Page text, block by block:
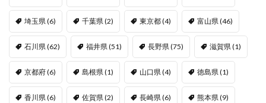
埼玉県(6) 千葉県(2) 東京都(4) 富山県(46)
石川県(62) 福井県(51) 長野県(75) 滋賀県(1)
京都府(6) 島根県(1) 山口県(4) 徳島県(1)
香川県(6) 佐賀県(2) 長崎県(6) 熊本県(9)